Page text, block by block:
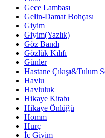
Gece Lambası
Gelin-Damat Bohçası
Giyim
Giyim(Yazlık)
Göz Bandı
Gözlük Kılıfı
Günler
Hastane Çıkışı&Tulum
Havlu
Havluluk
Hikaye Kitabı
Hikaye Önlüğü
Homm
Hurç
İç Giyim